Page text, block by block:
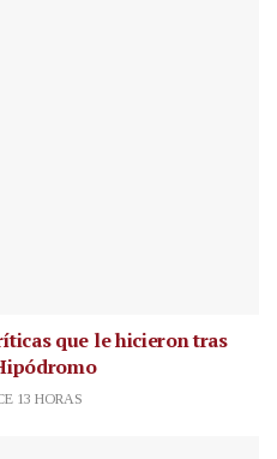
que le hicieron tras
13 HORAS